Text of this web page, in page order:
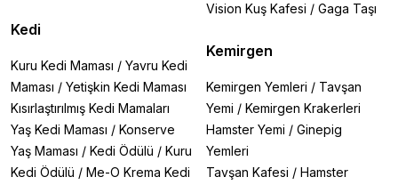
Kedi
Kuru Kedi Maması / Yavru Kedi
Maması / Yetişkin Kedi Maması
Kısırlaştırılmış Kedi Mamaları
Yaş Kedi Maması / Konserve
Yaş Maması / Kedi Ödülü / Kuru
Kedi Ödülü / Me-O Krema Kedi
Vision Kuş Kafesi / Gaga Taşı
Kemirgen
Kemirgen Yemleri / Tavşan
Yemi / Kemirgen Krakerleri
Hamster Yemi / Ginepig
Yemleri
Tavşan Kafesi / Hamster